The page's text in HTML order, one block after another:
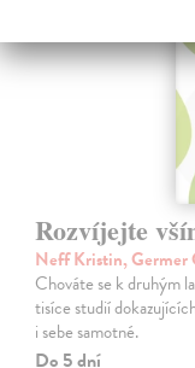
Rozvíjejte
Neff Kristin, Germer
Chováte se k druhým
tisíce studií
i sebe samotné.
Do 5 dní